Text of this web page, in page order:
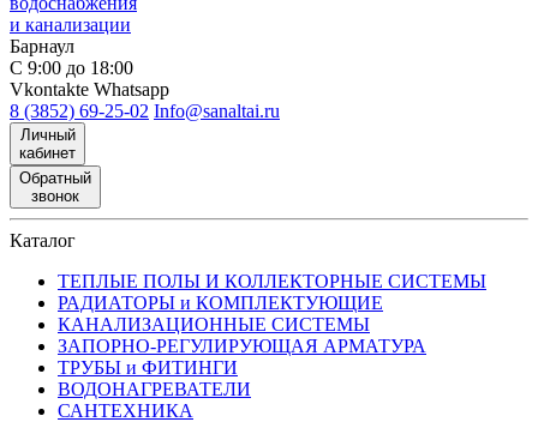
и канализации
Барнаул
С 9:00 до 18:00
Vkontakte Whatsapp
8 (3852) 69-25-02 Info@sanaltai.ru
Личный
кабинет
Обратный
звонок
Каталог
ТЕПЛЫЕ ПОЛЫ И КОЛЛЕКТОРНЫЕ СИСТЕМЫ
РАДИАТОРЫ и КОМПЛЕКТУЮЩИЕ
КАНАЛИЗАЦИОННЫЕ СИСТЕМЫ
ЗАПОРНО-РЕГУЛИРУЮЩАЯ АРМАТУРА
ТРУБЫ и ФИТИНГИ
ВОДОНАГРЕВАТЕЛИ
САНТЕХНИКА